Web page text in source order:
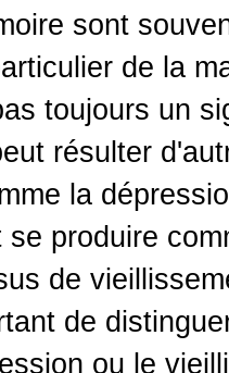
sont
de la
toujours un
résulter
la
produire
de
de
ou le